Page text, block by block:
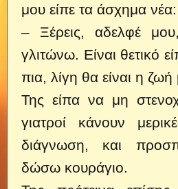
μου είπε τα άσχημα νέα:
– Ξέρεις, αδελφέ
γλιτώνω. Είναι θετικό
πια, λίγη θα είναι η ζωή
Της είπα να μη
γιατροί κάνουν
διάγνωση, και
δώσω κουράγιο.